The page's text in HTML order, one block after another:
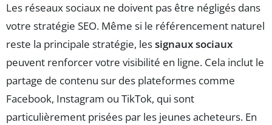
Les réseaux sociaux ne doivent pas être négligés dans
votre stratégie SEO. Même si le référencement naturel
reste la principale stratégie, lessignaux sociaux
peuvent renforcer votre visibilité en ligne. Cela inclut le
partage de contenu sur des plateformes comme
Facebook, Instagram ou TikTok, qui sont
particulièrement prisées par les jeunes acheteurs. En